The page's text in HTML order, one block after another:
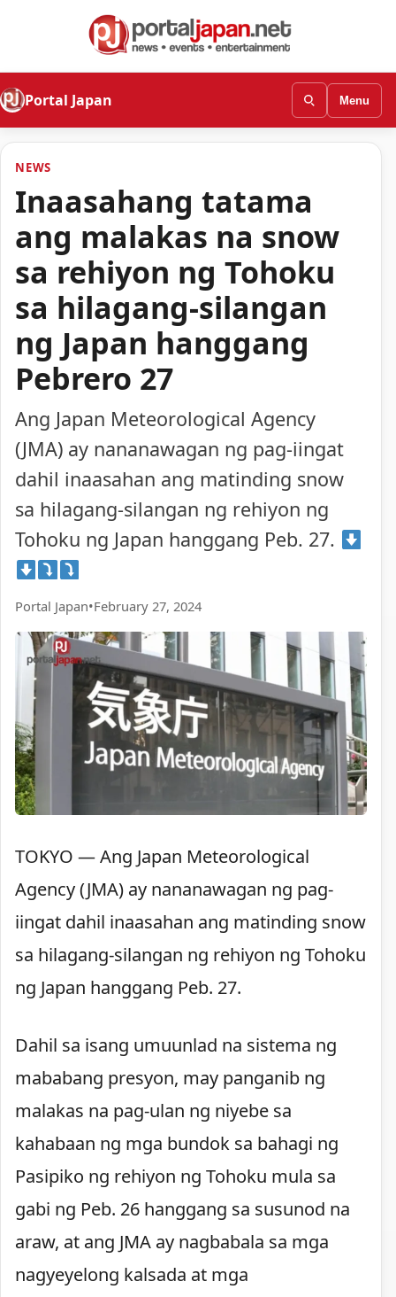
Portal Japan Menu
NEWS
Inaasahang tatama
ang malakas na snow
sa rehiyon ng Tohoku
sa hilagang-silangan
ng Japan hanggang
Pebrero 27
Ang Japan Meteorological Agency
(JMA) ay nananawagan ng pag-iingat
dahil inaasahan ang matinding snow
sa hilagang-silangan ng rehiyon ng
Tohoku ng Japan hanggang Peb. 27.
Portal Japan•February 27, 2024
TOKYO — Ang Japan Meteorological
Agency (JMA) ay nananawagan ng pag-
iingat dahil inaasahan ang matinding snow
sa hilagang-silangan ng rehiyon ng Tohoku
ng Japan hanggang Peb. 27.
Dahil sa isang umuunlad na sistema ng
mababang presyon, may panganib ng
malakas na pag-ulan ng niyebe sa
kahabaan ng mga bundok sa bahagi ng
Pasipiko ng rehiyon ng Tohoku mula sa
gabi ng Peb. 26 hanggang sa susunod na
araw, at ang JMA ay nagbabala sa mga
nagyeyelong kalsada at mga